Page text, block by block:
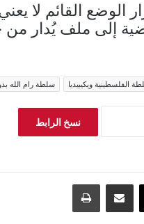
الوضع القائم لا
إلى ملف يُدار من
الفلسطينية ويكيبيديا سلطة رام الله
نسخ الرابط
‫X مشاركة عبر البريد طباعة